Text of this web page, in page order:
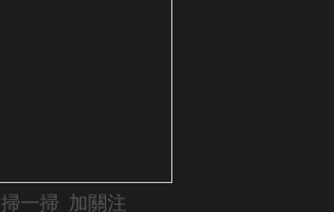
掃一掃 加關注